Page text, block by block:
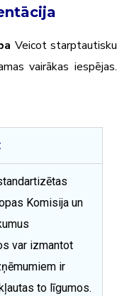
Veicot starptautisku
vairākas iespējas.
Komisija un
var izmantot
ir
to līgumos.